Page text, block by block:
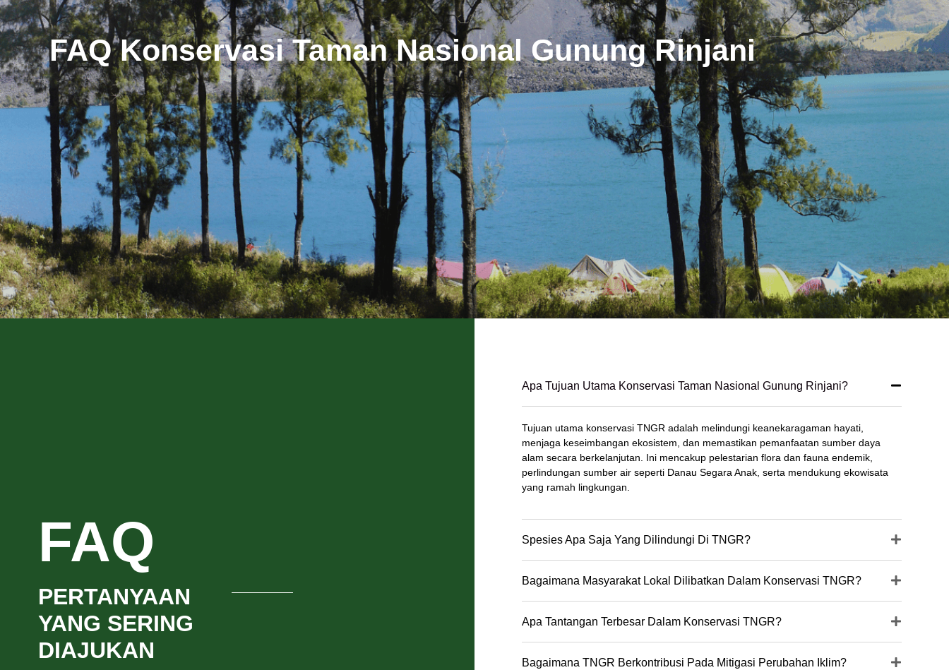
FAQ Konservasi Taman Nasional Gunung Rinjani
FAQ
PERTANYAAN
YANG SERING
DIAJUKAN
Apa Tujuan Utama Konservasi Taman Nasional Gunung Rinjani?
Tujuan utama konservasi TNGR adalah melindungi keanekaragaman hayati,
menjaga keseimbangan ekosistem, dan memastikan pemanfaatan sumber daya
alam secara berkelanjutan. Ini mencakup pelestarian flora dan fauna endemik,
perlindungan sumber air seperti Danau Segara Anak, serta mendukung ekowisata
yang ramah lingkungan.
Spesies Apa Saja Yang Dilindungi Di TNGR?
Bagaimana Masyarakat Lokal Dilibatkan Dalam Konservasi TNGR?
Apa Tantangan Terbesar Dalam Konservasi TNGR?
Bagaimana TNGR Berkontribusi Pada Mitigasi Perubahan Iklim?